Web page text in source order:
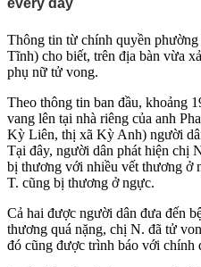
Thông tin từ chính quyền
Tĩnh) cho biết, trên địa bàn vừa
phụ nữ t‌ử von‌g.
Theo thông tin ban đầu, khoảng
vang lên tại nhà riêng của anh
Kỳ Liên, thị xã Kỳ Anh) người
Tại đây, người dân phát hiện chị
bị thương với nhiều vết thương ở
T. cũng bị thương ở ngực.
Cả hai được người dân đưa đến
thương quá nặng, chị N. đã t‌ử
đó cũng được trình báo với chính